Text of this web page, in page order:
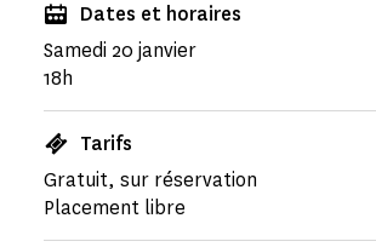
Dates et horaires
Samedi 20 janvier
18h
Tarifs
Gratuit, sur réservation
Placement libre